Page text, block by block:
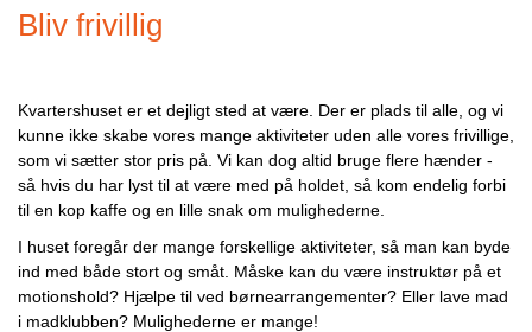
Bliv frivillig
Kvartershuset er et dejligt sted at være. Der er plads til alle, og vi
kunne ikke skabe vores mange aktiviteter uden alle vores frivillige,
som vi sætter stor pris på. Vi kan dog altid bruge flere hænder -
så hvis du har lyst til at være med på holdet, så kom endelig forbi
til en kop kaffe og en lille snak om mulighederne.
I huset foregår der mange forskellige aktiviteter, så man kan byde
ind med både stort og småt. Måske kan du være instruktør på et
motionshold? Hjælpe til ved børnearrangementer? Eller lave mad
i madklubben? Mulighederne er mange!